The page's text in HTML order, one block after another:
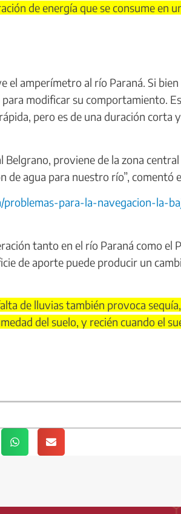
de energía que se consume en
el amperímetro al río Paraná. Si
modificar su comportamiento.
pero es de una duración corta
Belgrano, proviene de la zona central
de agua para nuestro río”, comentó
para-la-navegacion-la-
tanto en el río Paraná como el
de aporte puede producir un
de lluvias también provoca
del suelo, y recién cuando el